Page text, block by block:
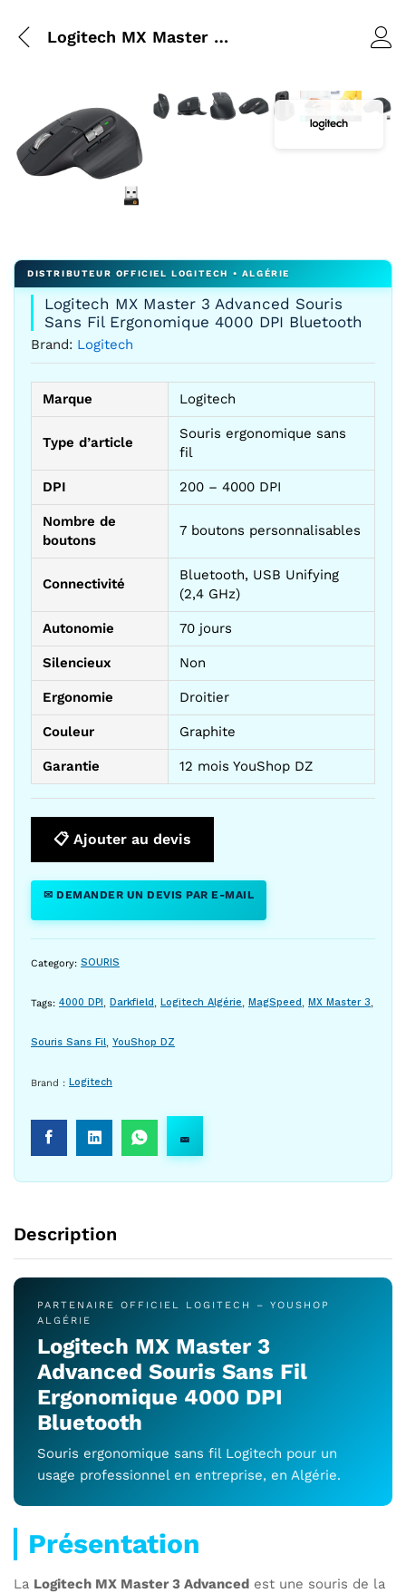
Logitech MX Master 3 Advanced Souris Sans Fil Ergonomique 4000 DPI Bluetooth
Agrandir l’image : Logitech MX
Agrandir l’image : Logitech MX
Agrandir l’image : Logitech
Agrandir l’image :
Agrandir l’image :
Agrandir
Agrandir
Logitech MX Master 3 Advanced Souris
Sans Fil Ergonomique 4000 DPI Bluetooth
Brand: Logitech
Marque Logitech
Type d’article
Souris ergonomique sans
fil
DPI 200 – 4000 DPI
Nombre de
boutons
7 boutons personnalisables
Connectivité
Bluetooth, USB Unifying
(2,4 GHz)
Autonomie 70 jours
Silencieux Non
Ergonomie Droitier
Couleur Graphite
Garantie 12 mois YouShop DZ
📋 Ajouter au devis
✉ DEMANDER UN DEVIS PAR E-MAIL
Category: SOURIS
Tags: 4000 DPI , Darkfield , Logitech Algérie, MagSpeed , MX Master 3,
Souris Sans Fil, YouShop DZ
Brand : Logitech
Description
PARTENAIRE OFFICIEL LOGITECH – YOUSHOP
ALGÉRIE
Logitech MX Master 3
Advanced Souris Sans Fil
Ergonomique 4000 DPI
Bluetooth
Souris ergonomique sans fil Logitech pour un
usage professionnel en entreprise, en Algérie.
Présentation
La Logitech MX Master 3 Advanced est une souris de la